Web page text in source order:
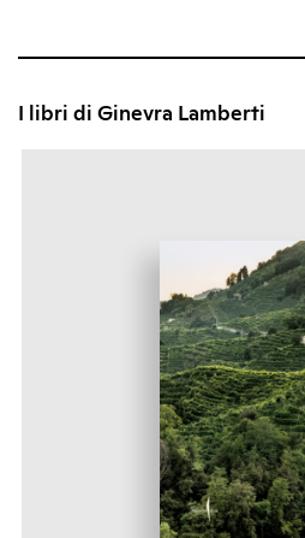
I libri di Ginevra Lamberti